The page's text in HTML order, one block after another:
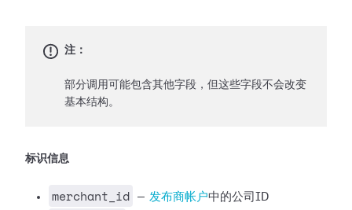
注：
部分调用可能包含其他字段，但这些字段不会改变
基本结构。
标识信息
merchant_id — 发布商帐户中的公司ID